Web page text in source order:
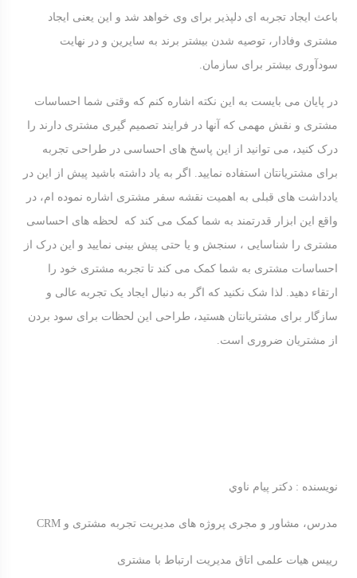
باعث ایجاد تجربه ای دلپذیر برای وی خواهد شد و این یعنی ایجاد
مشتری وفادار، توصیه شدن بیشتر برند به سایرین و در نهایت
سودآوری بیشتر برای سازمان.
در پایان می بایست به این نکته اشاره کنم که وقتی شما احساسات
مشتری و نقش مهمی که آنها در فرایند تصمیم گیری مشتری دارند را
درک کنید، می توانید از این پاسخ های احساسی در طراحی تجربه
برای مشتریانتان استفاده نمایید. اگر به یاد داشته باشید پیش از این در
یادداشت های قبلی به اهمیت نقشه سفر مشتری اشاره نموده ام، در
واقع این ابزار قدرتمند به شما کمک می کند که لحظه های احساسی
مشتری را شناسایی ، سنجش و یا حتی پیش بینی نمایید و این درک از
احساسات مشتری به شما کمک می کند تا تجربه مشتری خود را
ارتقاء دهید. لذا شک نکنید که اگر به دنبال ایجاد یک تجربه عالی و
سازگار برای مشتریانتان هستید، طراحی این لحظات برای سود بردن
از مشتریان ضروری است.
نويسنده : دکتر پيام ناوي
مدرس، مشاور و مجری پروژه های مدیریت تجربه مشتری و CRM
رییس هیات علمی اتاق مدیریت ارتباط با مشتری